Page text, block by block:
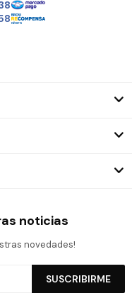
noticias
novedades!
SUSCRIBIRME